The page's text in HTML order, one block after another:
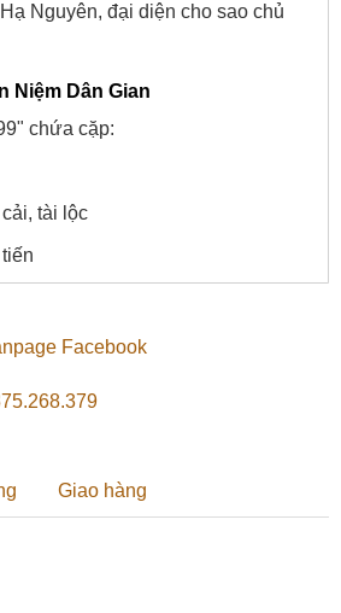
Nguyên, đại diện cho sao chủ
Niệm Dân Gian
chứa cặp:
tài lộc
Facebook
Giao hàng